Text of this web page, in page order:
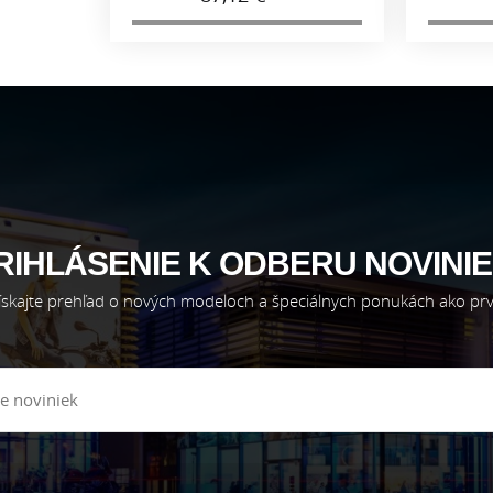
K ODBERU
prehľad o nových modeloch a špeciálnych ponukách ako